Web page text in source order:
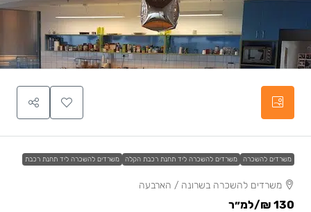
משרדים להשכרה משרדים להשכרה ליד תחנת רכבת הקלה משרדים להשכרה ליד תחנת רכבת
משרדים להשכרה בשרונה / הארבעה
130 ₪ /למ״ר